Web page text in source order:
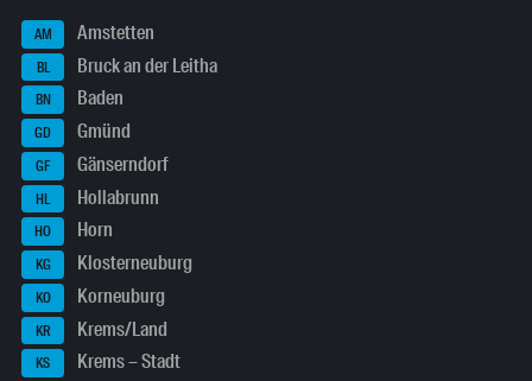
AM Amstetten
BL Bruck an der Leitha
BN Baden
GD Gmünd
GF Gänserndorf
HL Hollabrunn
HO Horn
KG Klosterneuburg
KO Korneuburg
KR Krems/Land
KS Krems – Stadt